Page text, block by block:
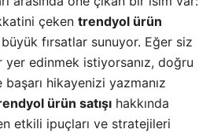
çeken trendyol ürün
fırsatlar sunuyor. Eğer siz
edinmek istiyorsanız, doğru
hikayenizi yazmanız
ürün satışı hakkında
etkili ipuçları ve stratejileri